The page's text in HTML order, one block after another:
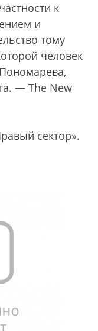
к
и
тому
человек
— The New
сектор».